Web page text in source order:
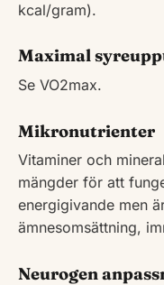
kcal/gram).
Maximal
Se VO2max.
Mikronutrienter
Vitaminer och
mängder för att
energigivande men
ämnesomsättning,
Neurogen